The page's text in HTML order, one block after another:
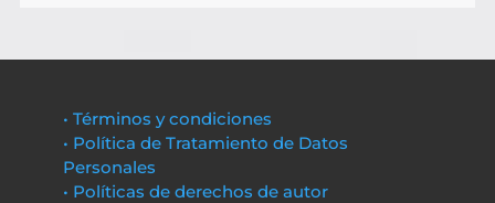
• Términos y condiciones
• Política de Tratamiento de Datos
Personales
• Políticas de derechos de autor